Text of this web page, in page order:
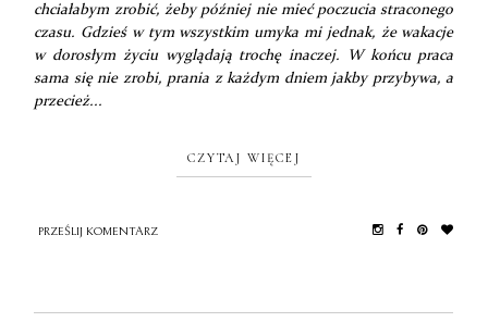
chciałabym zrobić, żeby później nie mieć poczucia straconego
czasu. Gdzieś w tym wszystkim umyka mi jednak, że wakacje
w dorosłym życiu wyglądają trochę inaczej. W końcu praca
sama się nie zrobi, prania z każdym dniem jakby przybywa, a
przecież...
CZYTAJ WIĘCEJ
PRZEŚLIJ KOMENTARZ